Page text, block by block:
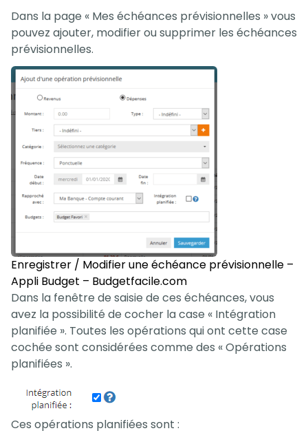
Dans la page « Mes échéances prévisionnelles » vous
pouvez ajouter, modifier ou supprimer les échéances
prévisionnelles.
Enregistrer / Modifier une échéance prévisionnelle –
Appli Budget – Budgetfacile.com
Dans la fenêtre de saisie de ces échéances, vous
avez la possibilité de cocher la case « Intégration
planifiée ». Toutes les opérations qui ont cette case
cochée sont considérées comme des « Opérations
planifiées ».
Ces opérations planifiées sont :